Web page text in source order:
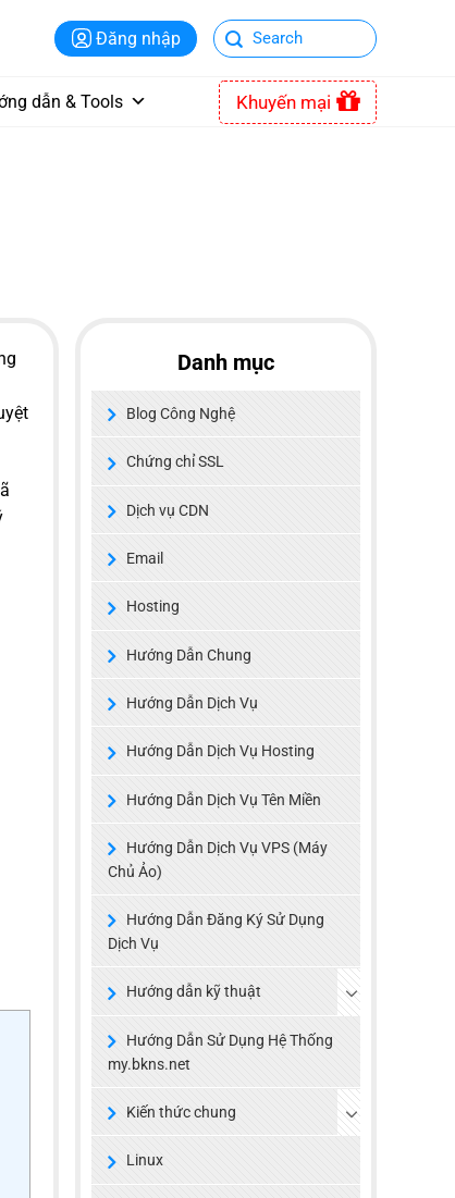
Đăng nhập
dẫn & Tools Khuyến mại
Danh mục
Blog Công Nghệ
Chứng chỉ SSL
Dịch vụ CDN
Email
Hosting
Hướng Dẫn Chung
Hướng Dẫn Dịch Vụ
Hướng Dẫn Dịch Vụ Hosting
Hướng Dẫn Dịch Vụ Tên Miền
Hướng Dẫn Dịch Vụ VPS (Máy
Chủ Ảo)
Hướng Dẫn Đăng Ký Sử Dụng
Dịch Vụ
Hướng dẫn kỹ thuật
Hướng Dẫn Sử Dụng Hệ Thống
my.bkns.net
Kiến thức chung
Linux